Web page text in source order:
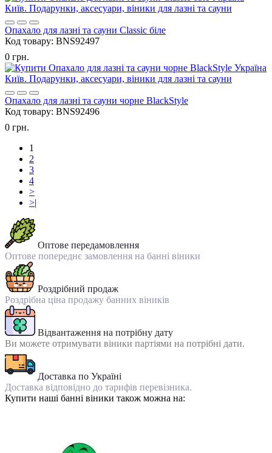
Опахало для лазні та сауни Classic біле
Код товару: BNS92497
0 грн.
Опахало для лазні та сауни чорне BlackStyle
Код товару: BNS92496
0 грн.
1
2
3
4
>
>|
Оптове передамовлення
Оптове попереднє замовлення на банні віники
Роздрібний продаж
Роздрібна ціна продажу банних віників
Відвантаження на потрібну дату
Ви можете отримувати віники партіями на потрібні дати.
Доставка по Україні
Доставка відповідно до тарифів перевізника.
Купити наші банні віники також можна на: